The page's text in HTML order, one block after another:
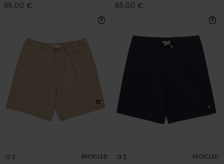
65,00 € 65,00 €
2 RECYCLED 2 RECYCLED